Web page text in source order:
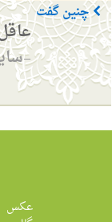
چنین گفت
—
عکس